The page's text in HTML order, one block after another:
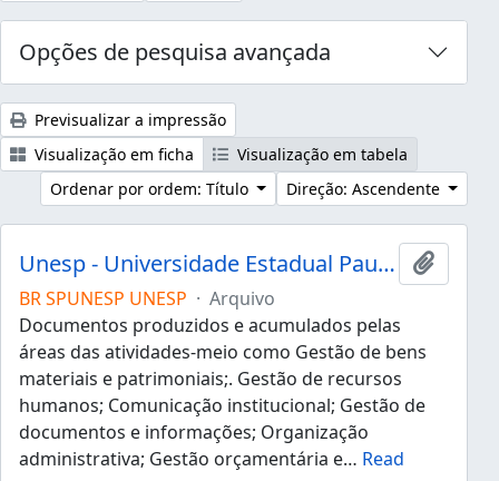
Opções de pesquisa avançada
Previsualizar a impressão
Visualização em ficha
Visualização em tabela
Ordenar por ordem: Título
Direção: Ascendente
Unesp - Universidade Estadual Paulista "Júlio de Mesquita Filho"
BR SPUNESP UNESP · Arquivo
Documentos produzidos e acumulados pelas
áreas das atividades-meio como Gestão de bens
materiais e patrimoniais;. Gestão de recursos
humanos; Comunicação institucional; Gestão de
documentos e informações; Organização
administrativa; Gestão orçamentária e… Read